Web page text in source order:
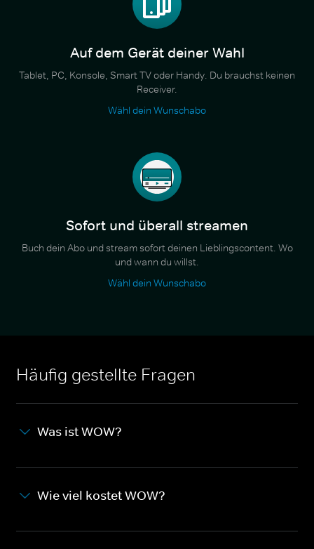
Auf dem Gerät deiner Wahl
Tablet, PC, Konsole, Smart TV oder Handy. Du brauchst keinen
Receiver.
Wähl dein Wunschabo
Sofort und überall streamen
Buch dein Abo und stream sofort deinen Lieblingscontent. Wo
und wann du willst.
Wähl dein Wunschabo
Häufig gestellte Fragen
Was ist WOW?
Wie viel kostet WOW?